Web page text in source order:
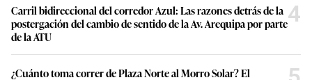
Carril bidireccional del corredor Azul: Las razones detrás de la
postergación del cambio de sentido de la Av. Arequipa por parte
de la ATU
4
¿Cuánto toma correr de Plaza Norte al Morro Solar? El